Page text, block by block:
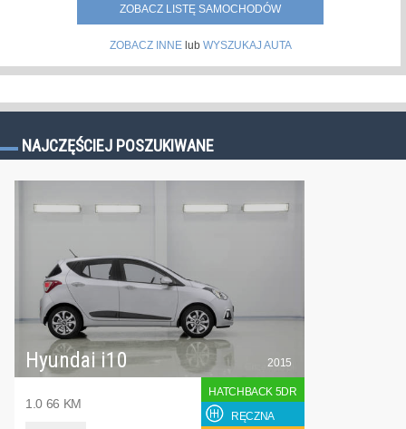
ZOBACZ LISTĘ SAMOCHODÓW
ZOBACZ INNElub WYSZUKAJ AUTA
NAJCZĘŚCIEJ POSZUKIWANE
Hyundai i10
1.0 66 KM
2015
HATCHBACK 5DR
RĘCZNA